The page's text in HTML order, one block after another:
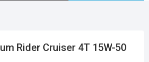
Rider Cruiser 4T 15W-50